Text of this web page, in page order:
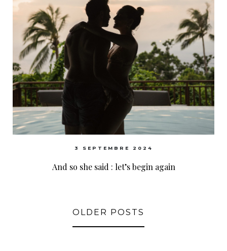
3 SEPTEMBRE 2024
And so she said : let’s begin again
OLDER POSTS